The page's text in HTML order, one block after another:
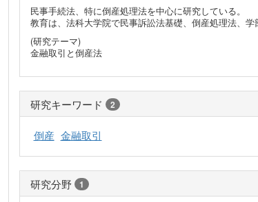
民事手続法、特に倒産処理法を中心に研究している。
教育は、法科大学院で民事訴訟法基礎、倒産処理法、
(研究テーマ)
金融取引と倒産法
研究キーワード 2
倒産 金融取引
研究分野 1